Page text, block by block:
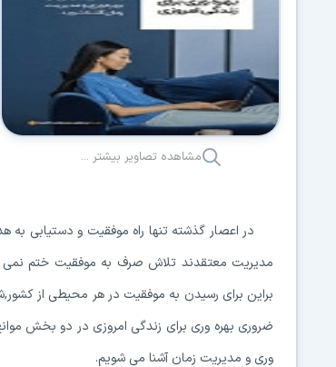
مشاهده تصاویر بیشتر ...
در اعصار گذشته تنها راه موفقیت و دستیابی
مدیریت معتقدند تلاش صرف به موفقیت ختم نمی
براین برای رسیدن به موفقیت در هر محیطی از
وری و مدیریت زمان آشنا می شویم.